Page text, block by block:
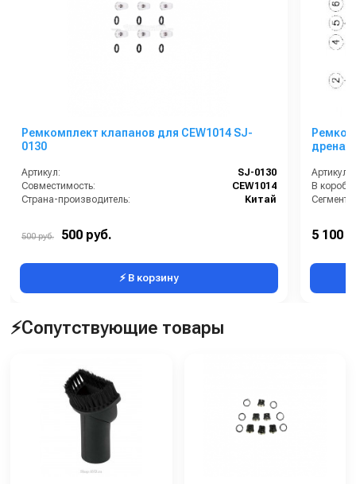
Ремкомплект клапанов для CEW1014 SJ-
0130
Артикул:
SJ-0130
Совместимость:
CEW1014
Страна-производитель:
Китай
500 руб. 500 руб.
⚡ В корзину
Артикул:
В
Сегмент:
5 100
⚡Сопутствующие товары